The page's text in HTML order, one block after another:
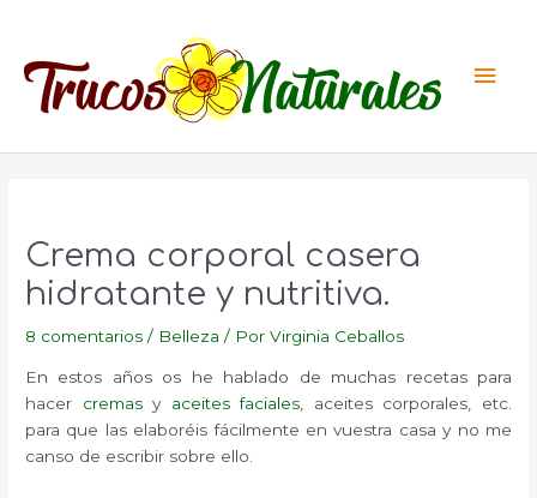
contenido
Crema corporal casera
hidratante y nutritiva.
8 comentarios / Belleza / PorVirginia Ceballos
En estos años os he hablado de muchas recetas para
hacer cremasy aceites faciales, aceites corporales, etc.
para que las elaboréis fácilmente en vuestra casa y no me
canso de escribir sobre ello.